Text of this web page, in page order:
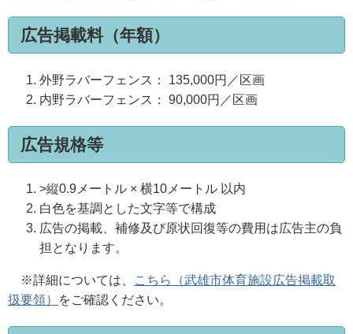
広告掲載料（年額）
外野ラバーフェンス： 135,000円／区画
内野ラバーフェンス： 90,000円／区画
広告規格等
>縦0.9メートル × 横10メートル 以内
白色を基調とした文字等で構成
広告の掲載、補修及び原状回復等の費用は広告主の負
担となります。
※詳細については、
こちら（武雄市体育施設広告掲載取
扱要領）
をご確認ください。